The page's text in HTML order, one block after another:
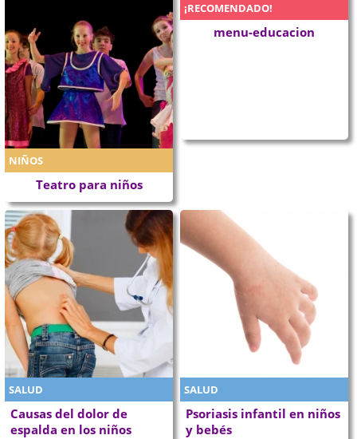
NIÑOS
Teatro para niños
¡RECOMENDADO!
menu-educacion
SALUD
Causas del dolor de
espalda en los niños
SALUD
Psoriasis infantil en niños
y bebés